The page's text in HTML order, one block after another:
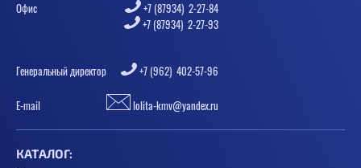
Офис
+7 (87934) 2-27-84
+7 (87934) 2-27-93
Генеральный директор +7 (962) 402-57-96
E-mail lolita-kmv@yandex.ru
КАТАЛОГ: